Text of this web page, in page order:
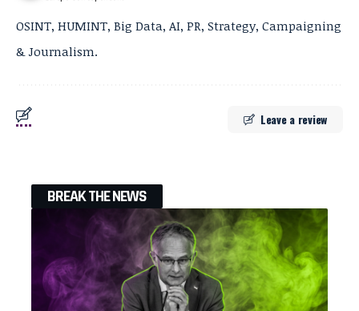
OSINT, HUMINT, Big Data, AI, PR, Strategy, Campaigning
& Journalism.
Leave a review
BREAK THE NEWS